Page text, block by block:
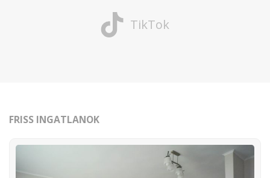
TikTok
FRISS INGATLANOK